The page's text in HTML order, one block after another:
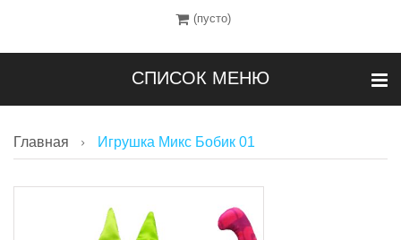
(пусто)
СПИСОК МЕНЮ
Главная Игрушка Микс Бобик 01